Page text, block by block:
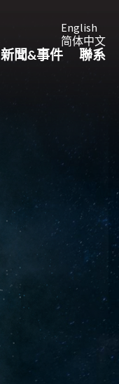
English
简体中文
新聞&事件 聯系